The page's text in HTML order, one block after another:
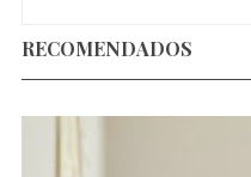
RECOMENDADOS